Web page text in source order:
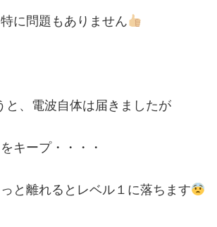
に問題もありません
と、電波自体は届きましたが
キープ・・・・
と離れるとレベル１に落ちます